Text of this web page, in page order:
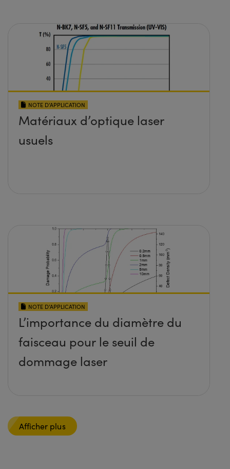
NOTE D’APPLICATION
Matériaux d’optique laser
usuels
NOTE D’APPLICATION
L’importance du diamètre du
faisceau pour le seuil de
dommage laser
Afficher plus